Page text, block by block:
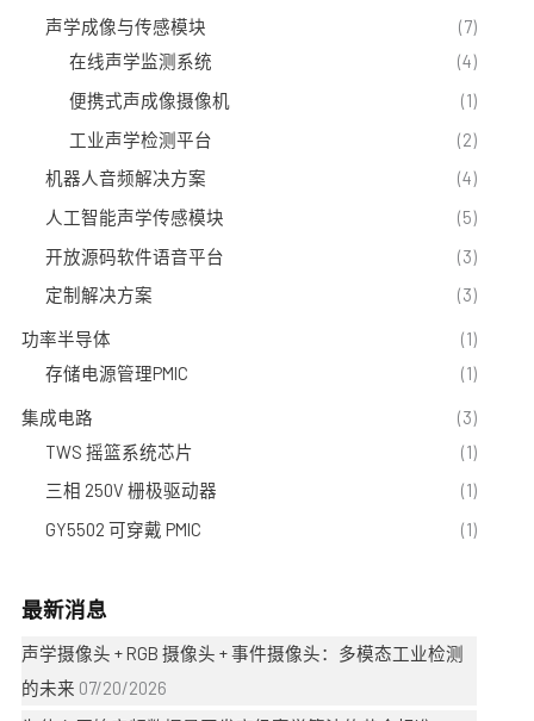
声学成像与传感模块
(7)
在线声学监测系统
(4)
便携式声成像摄像机
(1)
工业声学检测平台
(2)
机器人音频解决方案
(4)
人工智能声学传感模块
(5)
开放源码软件语音平台
(3)
定制解决方案
(3)
功率半导体
(1)
存储电源管理PMIC
(1)
集成电路
(3)
TWS 摇篮系统芯片
(1)
三相 250V 栅极驱动器
(1)
GY5502 可穿戴 PMIC
(1)
最新消息
声学摄像头 + RGB 摄像头 + 事件摄像头：多模态工业检测
的未来 07/20/2026